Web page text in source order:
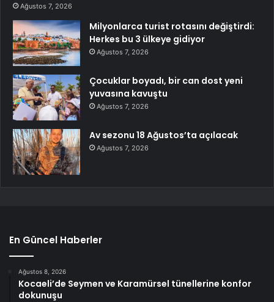
Ağustos 7, 2026
Milyonlarca turist rotasını değiştirdi:
Herkes bu 3 ülkeye gidiyor
Ağustos 7, 2026
Çocuklar boyadı, bir can dost yeni
yuvasına kavuştu
Ağustos 7, 2026
Av sezonu 18 Ağustos’ta açılacak
Ağustos 7, 2026
En Güncel Haberler
Ağustos 8, 2026
Kocaeli’de Seymen ve Karamürsel tünellerine konfor
dokunuşu